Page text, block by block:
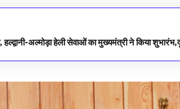
हल्द्वानी-अल्मोड़ा हेली सेवाओं का मुख्यमंत्री ने किया